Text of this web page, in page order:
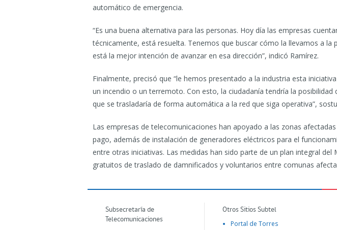
automático de emergencia.
“Es una buena alternativa para las personas. Hoy día las empresas
técnicamente, está resuelta. Tenemos que buscar cómo la llevamos a
está la mejor intención de avanzar en esa dirección”, indicó Ramírez.
Finalmente, precisó que “le hemos presentado a la industria esta
un incendio o un terremoto. Con esto, la ciudadanía tendría la
que se trasladaría de forma automática a la red que siga operativa”,
Las empresas de telecomunicaciones han apoyado a las zonas
pago, además de instalación de generadores eléctricos para el
entre otras iniciativas. Las medidas han sido parte de un plan integral
gratuitos de traslado de damnificados y voluntarios entre comunas
Subsecretaría de
Telecomunicaciones
Otros Sitios Subtel
Portal de Torres